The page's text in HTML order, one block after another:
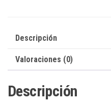
8.50
Descripción
Valoraciones (0)
Descripción